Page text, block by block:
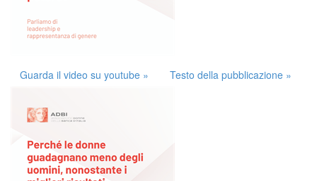
Guarda il video su youtube » Testo della pubblicazione »